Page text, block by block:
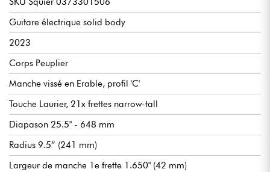
Guitare électrique solid body
2023
Corps Peuplier
Manche vissé en Erable, profil 'C'
Touche Laurier, 21x frettes narrow-tall
Diapason 25.5" - 648 mm
Radius 9.5” (241 mm)
Largeur de manche 1e frette 1.650" (42 mm)